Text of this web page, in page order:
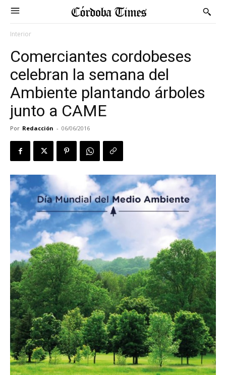
Interior
Comerciantes cordobeses
celebran la semana del
Ambiente plantando árboles
junto a CAME
Por Redacción - 06/06/2016